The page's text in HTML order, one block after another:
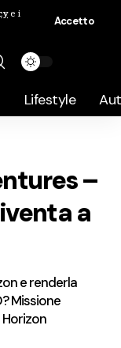
e i
Accetto
Lifestyle
–
a
e renderla
Missione